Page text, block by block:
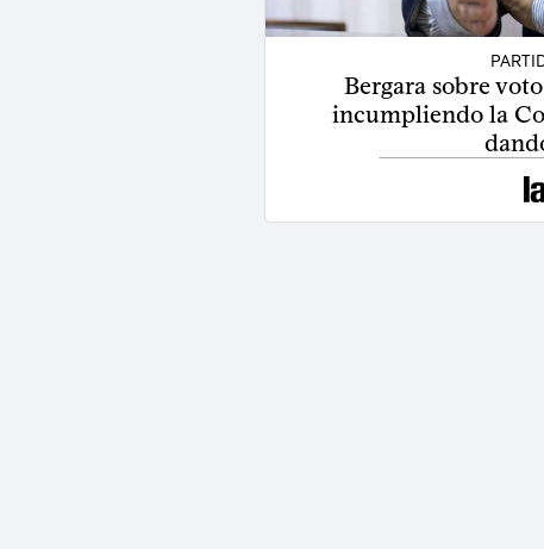
Bergara sobre
incumpliendo la